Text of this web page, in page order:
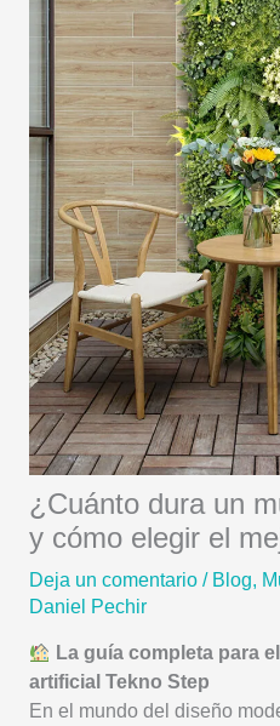
¿Cuánto dura un
y cómo elegir el
Deja un comentario / Blog,
Daniel Pechir
La guía completa para
artificial Tekno Step
En el mundo del diseño